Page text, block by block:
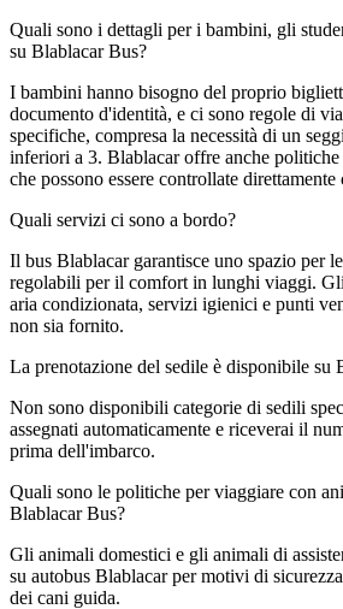
Quali sono i dettagli per i bambini, gli
su Blablacar Bus?
I bambini hanno bisogno del proprio
documento d'identità, e ci sono regole di
specifiche, compresa la necessità di un
inferiori a 3. Blablacar offre anche
che possono essere controllate direttamente
Quali servizi ci sono a bordo?
Il bus Blablacar garantisce uno spazio per
regolabili per il comfort in lunghi viaggi.
aria condizionata, servizi igienici e punti
non sia fornito.
La prenotazione del sedile è disponibile su
Non sono disponibili categorie di sedili
assegnati automaticamente e riceverai il
prima dell'imbarco.
Quali sono le politiche per viaggiare con
Blablacar Bus?
Gli animali domestici e gli animali di
su autobus Blablacar per motivi di
dei cani guida.